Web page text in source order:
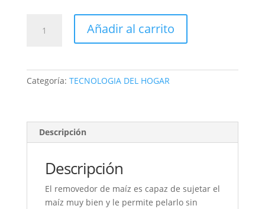
REBANADOR
STRIPPER
maiz
cantidad
Añadir al carrito
Categoría: TECNOLOGIA DEL HOGAR
Descripción
Descripción
El removedor de maíz es capaz de sujetar el
maíz muy bien y le permite pelarlo sin